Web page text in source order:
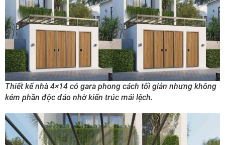
Thiết kế nhà 4×14 có gara phong cách tối giản nhưng không
kém phần độc đáo nhờ kiến trúc mái lệch.